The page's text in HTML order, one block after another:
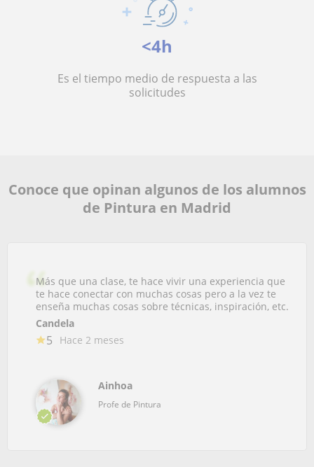
<4h
Es el tiempo medio de respuesta a las
solicitudes
Conoce que opinan algunos de los alumnos
de Pintura en Madrid
Más que una clase, te hace vivir una experiencia que
te hace conectar con muchas cosas pero a la vez te
enseña muchas cosas sobre técnicas, inspiración, etc.
Candela
5 Hace 2 meses
Ainhoa
Profe de Pintura